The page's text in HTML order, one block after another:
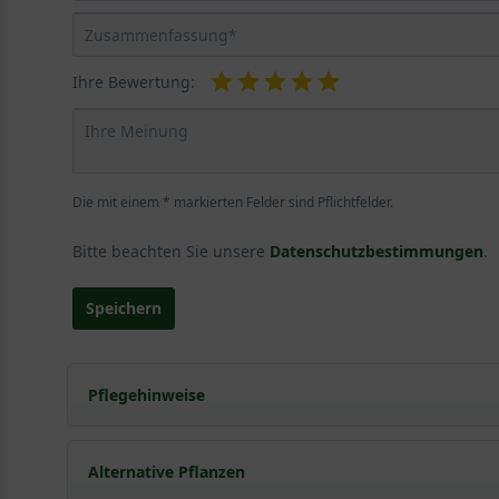
Ihre Bewertung:
Die mit einem * markierten Felder sind Pflichtfelder.
Bitte beachten Sie unsere Datenschutzbestimmungen.
Speichern
Pflegehinweise
Pflanz- und Pflegetipps Cytisus scoparius 'Luna'
Alternative Pflanzen